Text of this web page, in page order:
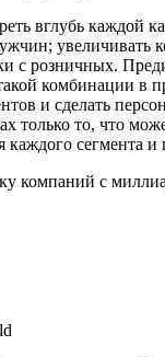
вглубь каждой
увеличивать
с розничных.
комбинации
и сделать
только то, что
сегмента и